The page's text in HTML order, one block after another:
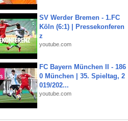
SV Werder Bremen - 1.FC
Köln (6:1) | Pressekonferen
z
youtube.com
FC Bayern München II - 186
0 München | 35. Spieltag, 2
019/202...
youtube.com